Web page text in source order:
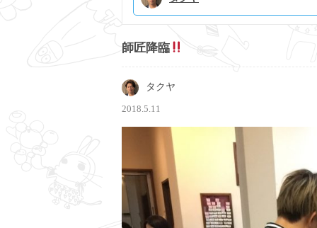
師匠降臨
タクヤ
2018.5.11